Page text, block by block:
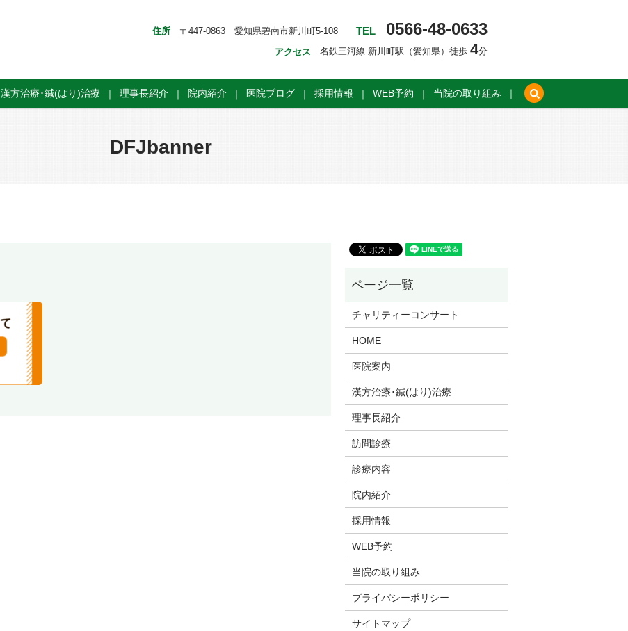
住所 〒447-0863 愛知県碧南市新川町5-108 TEL 0566-48-0633
アクセス 名鉄三河線 新川町駅（愛知県）徒歩 4分
漢方治療･鍼(はり)治療 理事長紹介 院内紹介 医院ブログ 採用情報 WEB予約 当院の取り組み
DFJbanner
チャリティーコンサート
HOME
医院案内
漢方治療･鍼(はり)治療
理事長紹介
訪問診療
診療内容
院内紹介
採用情報
WEB予約
当院の取り組み
プライバシーポリシー
サイトマップ